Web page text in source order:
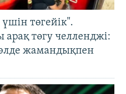
төгейік".
төгу челленджі:
жамандықпен